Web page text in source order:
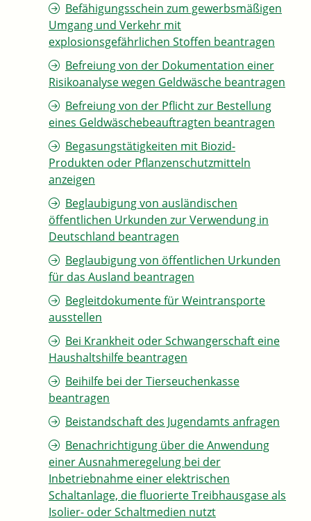
Befähigungsschein zum gewerbsmäßigen
Umgang und Verkehr mit
explosionsgefährlichen Stoffen beantragen
Befreiung von der Dokumentation einer
Risikoanalyse wegen Geldwäsche beantragen
Befreiung von der Pflicht zur Bestellung
eines Geldwäschebeauftragten beantragen
Begasungstätigkeiten mit Biozid-
Produkten oder Pflanzenschutzmitteln
anzeigen
Beglaubigung von ausländischen
öffentlichen Urkunden zur Verwendung in
Deutschland beantragen
Beglaubigung von öffentlichen Urkunden
für das Ausland beantragen
Begleitdokumente für Weintransporte
ausstellen
Bei Krankheit oder Schwangerschaft eine
Haushaltshilfe beantragen
Beihilfe bei der Tierseuchenkasse
beantragen
Beistandschaft des Jugendamts anfragen
Benachrichtigung über die Anwendung
einer Ausnahmeregelung bei der
Inbetriebnahme einer elektrischen
Schaltanlage, die fluorierte Treibhausgase als
Isolier- oder Schaltmedien nutzt